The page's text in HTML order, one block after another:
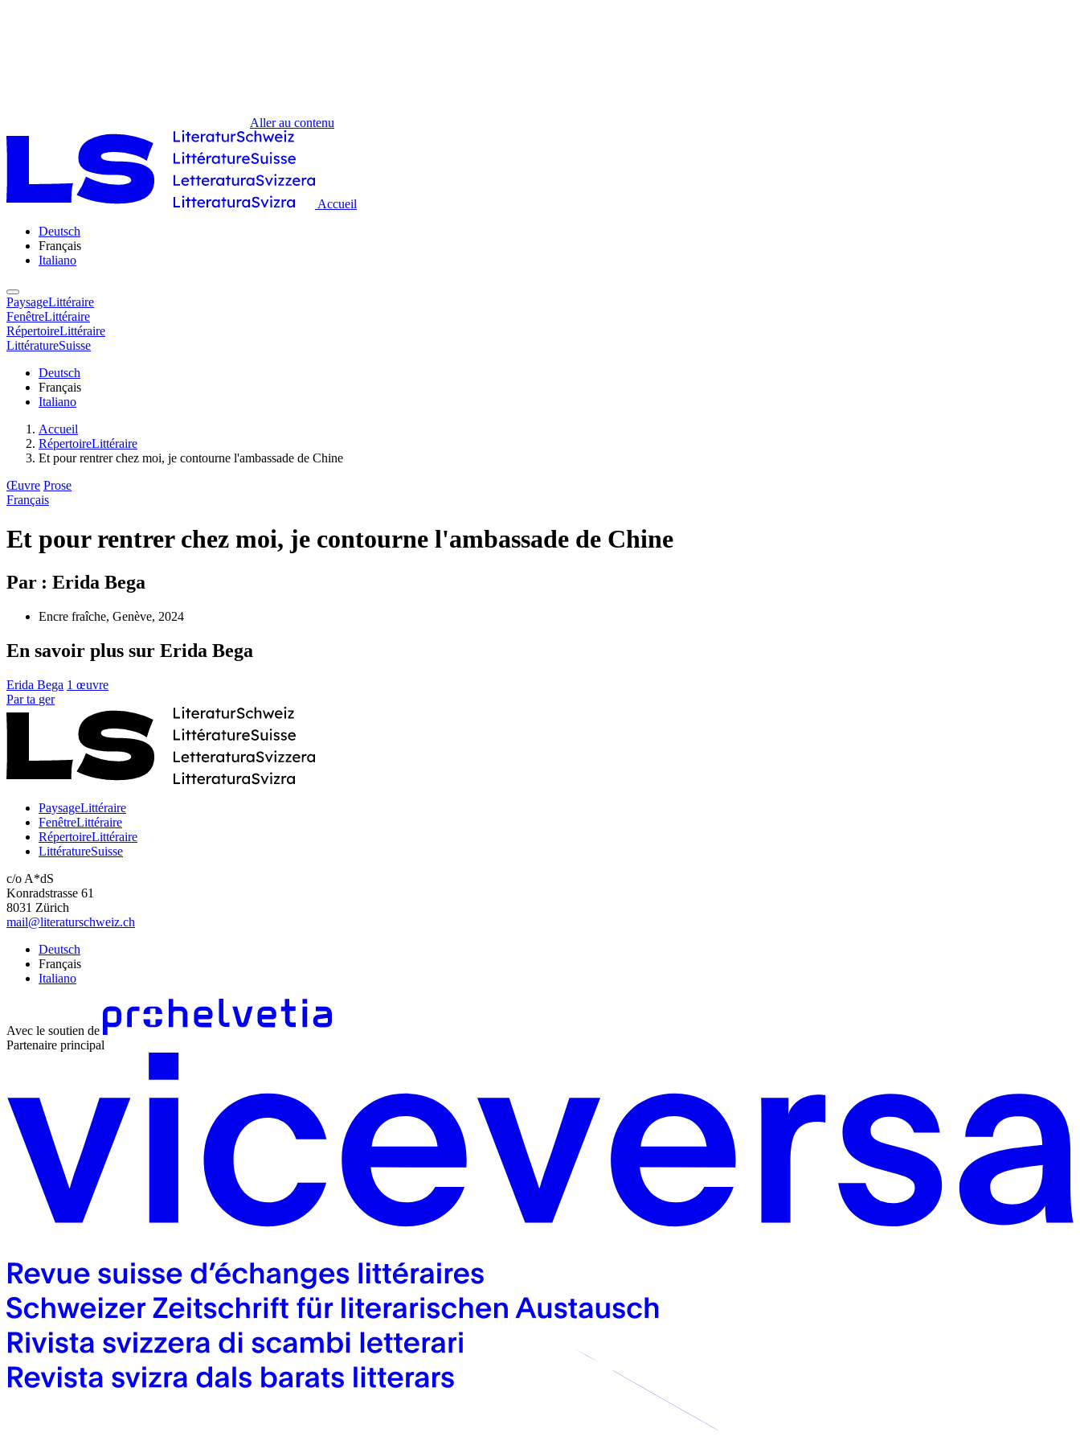
Aller au contenu
Accueil
Deutsch
Français
Italiano
PaysageLittéraire
FenêtreLittéraire
RépertoireLittéraire
LittératureSuisse
Deutsch
Français
Italiano
Accueil
RépertoireLittéraire
Et pour rentrer chez moi, je contourne l'ambassade de Chine
Œuvre Prose
Français
Et pour rentrer chez moi, je contourne l'ambassade de Chine
Par : Erida Bega
Encre fraîche, Genève, 2024
En savoir plus sur Erida Bega
Erida Bega 1 œuvre
Par ta ger
PaysageLittéraire
FenêtreLittéraire
RépertoireLittéraire
LittératureSuisse
c/o A*dS
Konradstrasse 61
8031 Zürich
mail@literaturschweiz.ch
Deutsch
Français
Italiano
Avec le soutien de
Partenaire principal